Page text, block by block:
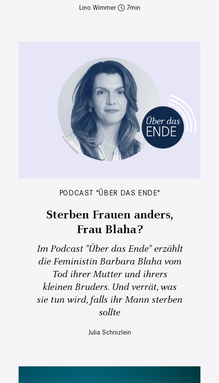
Lino Wimmer 7
PODCAST "ÜBER DAS ENDE"
Sterben Frauen anders,
Frau Blaha?
Im Podcast "Über das Ende" erzählt
die Feministin Barbara Blaha vom
Tod ihrer Mutter und ihrers
kleinen Bruders. Und verrät, was
sie tun wird, falls ihr Mann sterben
sollte
Julia Schnizlein